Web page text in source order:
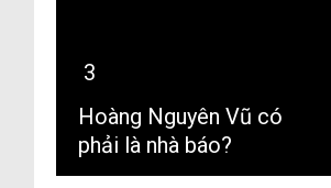
3
Hoàng Nguyên Vũ có
phải là nhà báo?